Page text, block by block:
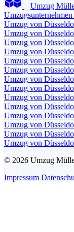
Umzug
Umzug von
Umzug von
Umzug von
Umzug von
Umzug von
Umzug von
Umzug von
Umzug von
Umzug von
Umzug von
Umzug von
Umzug von
Umzug von
Umzug von
© 2026 Umzug
Impressum